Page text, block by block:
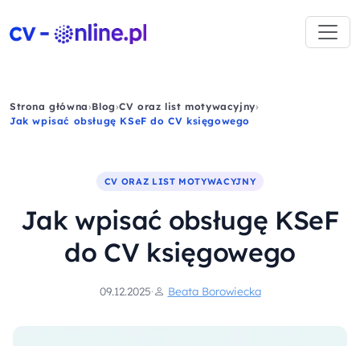
Strona główna›Blog›CV oraz list motywacyjny›
Jak wpisać obsługę KSeF do CV księgowego
CV ORAZ LIST MOTYWACYJNY
Jak wpisać obsługę KSeF
do CV księgowego
09.12.2025· Beata Borowiecka